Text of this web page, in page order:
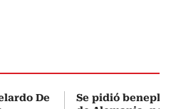
De
Se pidió